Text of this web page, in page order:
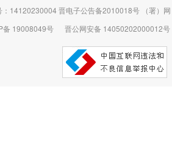
14120230004 晋电子公告备2010018号 （署）网
19008049号 晋公网安备 14050202000012号